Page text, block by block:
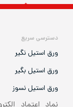
دسترسی سریع
ورق استیل نگیر
ورق استیل بگیر
ورق استیل نسوز